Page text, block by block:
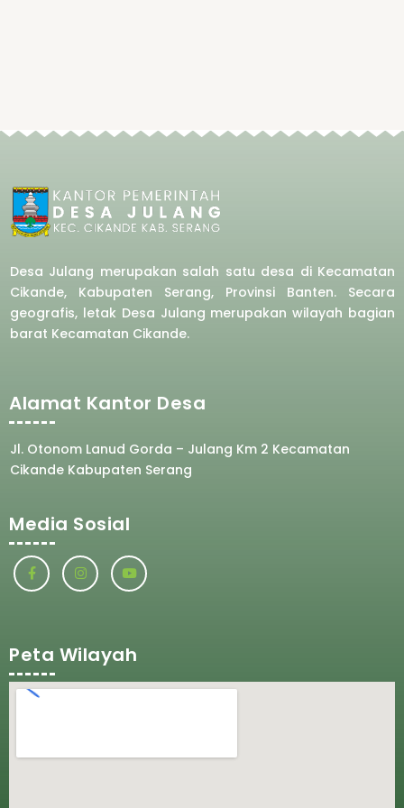
Desa Julang merupakan salah satu desa di Kecamatan
Cikande, Kabupaten Serang, Provinsi Banten. Secara
geografis, letak Desa Julang merupakan wilayah bagian
barat Kecamatan Cikande.
Alamat Kantor Desa
Jl. Otonom Lanud Gorda – Julang Km 2 Kecamatan
Cikande Kabupaten Serang
Media Sosial
Peta Wilayah